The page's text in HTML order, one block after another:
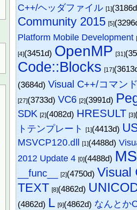
C++/ヘッダファイル [1]
Community 2015 [5]
Platform Mobile Development
[4](3451d) OpenMP [31]
Code::Blocks [17]
(3684d)Visual C++/コマン
[27](3733d)VC6 [2](3991d)
SDK [2](4082d) HRESULT [3]
トテンプレート [1](4413d)
MSVCP120.dll [1](4488d)
2012 Update 4 [0](4488d)
__func__ [2](4750d) Visual
TEXT [8](4862d)
(4862d) L [9](4862d) なんとか